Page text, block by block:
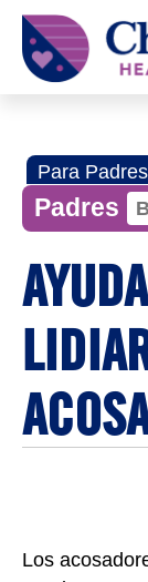
Children's
Health
Network
Para Padres
Padres
Los